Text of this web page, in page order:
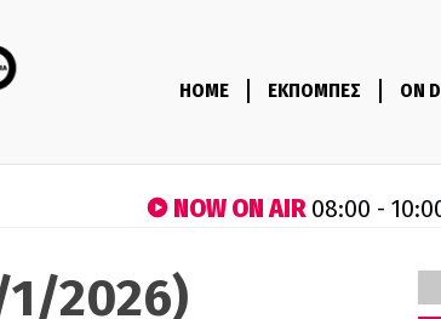
HOME ΕΚΠΟΜΠΕΣ ON
NOW ON AIR08:00 -
2026)